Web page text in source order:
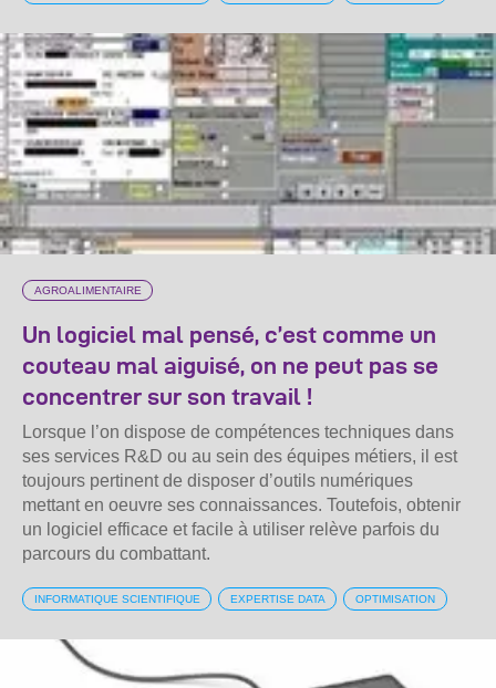
AGROALIMENTAIRE
Un logiciel mal pensé, c’est comme un
couteau mal aiguisé, on ne peut pas se
concentrer sur son travail !
Lorsque l’on dispose de compétences techniques dans
ses services R&D ou au sein des équipes métiers, il est
toujours pertinent de disposer d’outils numériques
mettant en oeuvre ses connaissances. Toutefois, obtenir
un logiciel efficace et facile à utiliser relève parfois du
parcours du combattant.
INFORMATIQUE SCIENTIFIQUE EXPERTISE DATA OPTIMISATION